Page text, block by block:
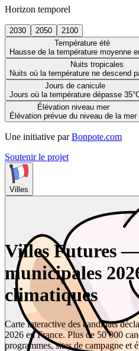
Horizon temporel
2030 2050
2100
Température été
Hausse de la température moyenne
Nuits tropicales
Nuits où la température ne descend
Jours de canicule
Jours où la température dépasse
Élévation niveau mer
Élévation prévue du niveau de la mer
Une initiative par Bonpote.com
Soutenir le projet
Villes
Villes Futures
municipales
climatiques
Carte interactive des candidats
2026 en France. Plus de 50 000
programmes, sites de campagne et